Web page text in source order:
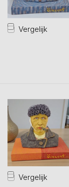
Vergelijk
Vergelijk